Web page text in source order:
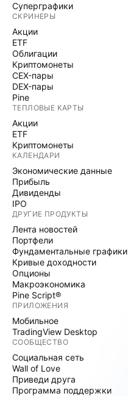
Суперграфики
СКРИНЕРЫ
Акции
ETF
Облигации
Криптомонеты
CEX-пары
DEX-пары
Pine
ТЕПЛОВЫЕ КАРТЫ
Акции
ETF
Криптомонеты
КАЛЕНДАРИ
Экономические данные
Прибыль
Дивиденды
IPO
ДРУГИЕ ПРОДУКТЫ
Лента новостей
Портфели
Фундаментальные графики
Кривые доходности
Опционы
Макроэкономика
Pine Script®
ПРИЛОЖЕНИЯ
Мобильное
TradingView Desktop
СООБЩЕСТВО
Социальная сеть
Wall of Love
Приведи друга
Программа поддержки